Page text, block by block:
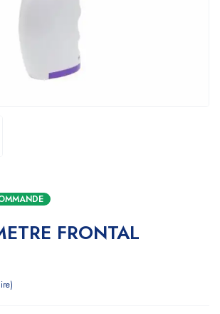
FRONTAL